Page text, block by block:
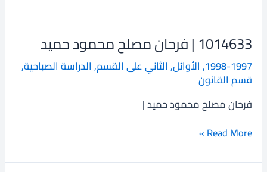
1014633 | فرحان مصلح محمود حميد
1998-1997
, الأوائل, الثاني على القسم, الدراسة الصباحية,
قسم القانون
فرحان مصلح محمود حميد |
1014633
فرحان
مصلح
محمود
حميد
Read More »